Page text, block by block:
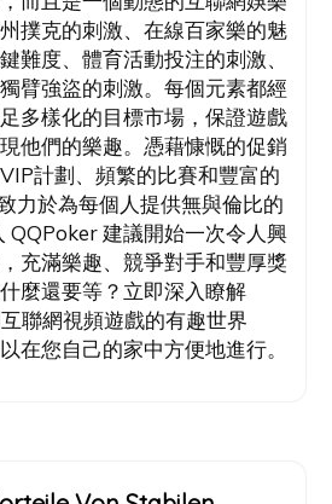
撲克的刺激、在線百家樂的魅
難度、體育活動投注的刺激、
臂強盜的刺激。每個元素都經
多樣化的目標市場，保證遊戲
他們的樂趣。憑藉慷慨的促銷
計劃、頻繁的比賽和豐富的
力於為每個人提供無與倫比的
QQPoker 建議開始一次令人興
充滿樂趣、競爭對手和豐厚獎
麼還要等？立即深入瞭解
聯網視頻遊戲的有趣世界
您自己的家中方便地進行。